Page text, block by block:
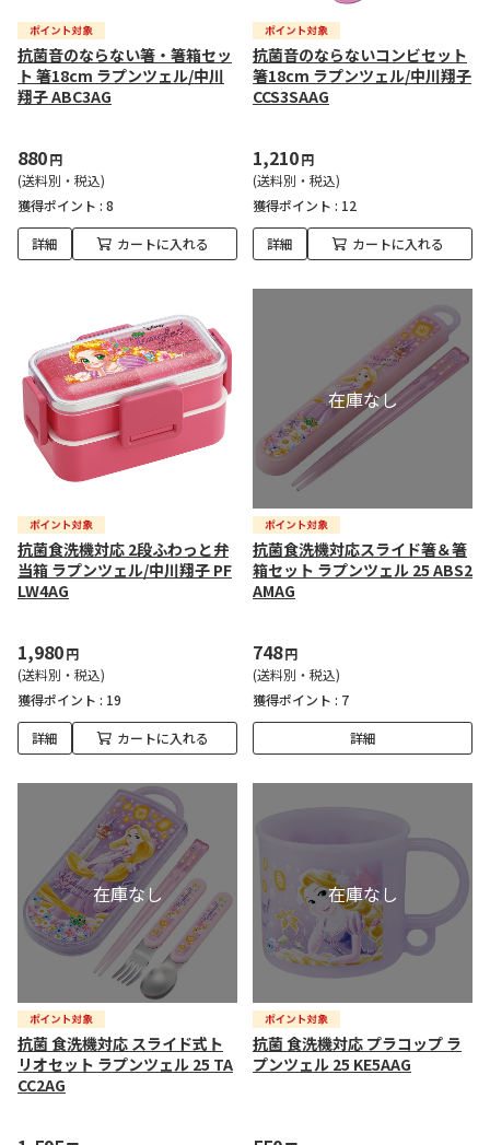
抗菌音のならない箸・箸箱セッ
ト 箸18cm ラプンツェル/中川
翔子 ABC3AG
880円
(送料別・税込)
獲得ポイント : 8
詳細 カートに入れる
抗菌音のならないコンビセット
箸18cm ラプンツェル/中川翔子
CCS3SAAG
1,210円
(送料別・税込)
獲得ポイント : 12
詳細 カートに入れる
抗菌食洗機対応 2段ふわっと弁
当箱 ラプンツェル/中川翔子 PF
LW4AG
1,980円
(送料別・税込)
獲得ポイント : 19
詳細 カートに入れる
抗菌食洗機対応スライド箸＆箸
箱セット ラプンツェル 25 ABS2
AMAG
748円
(送料別・税込)
獲得ポイント : 7
詳細
抗菌 食洗機対応 スライド式ト
リオセット ラプンツェル 25 TA
CC2AG
抗菌 食洗機対応 プラコップ ラ
プンツェル 25 KE5AAG